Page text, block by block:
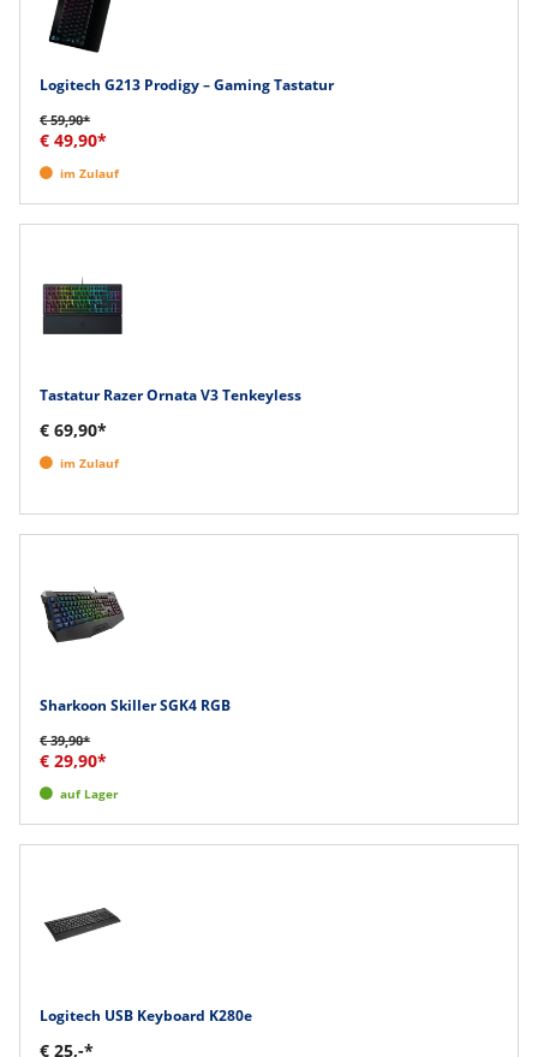
Logitech G213 Prodigy – Gaming Tastatur
€ 59,90*
€ 49,90*
im Zulauf
Tastatur Razer Ornata V3 Tenkeyless
€ 69,90*
im Zulauf
Sharkoon Skiller SGK4 RGB
€ 39,90*
€ 29,90*
auf Lager
Logitech USB Keyboard K280e
€ 25,-*